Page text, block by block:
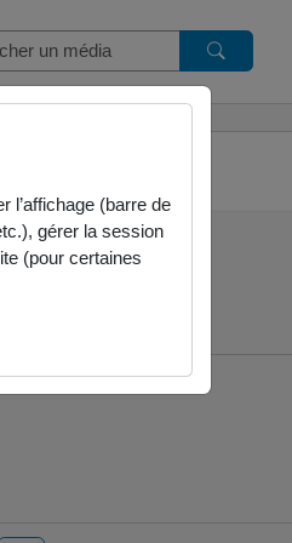
l’affichage (barre de
gérer la session
(pour certaines